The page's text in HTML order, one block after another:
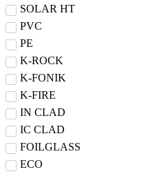
SOLAR HT
PVC
PE
K-ROCK
K-FONIK
K-FIRE
IN CLAD
IC CLAD
FOILGLASS
ECO